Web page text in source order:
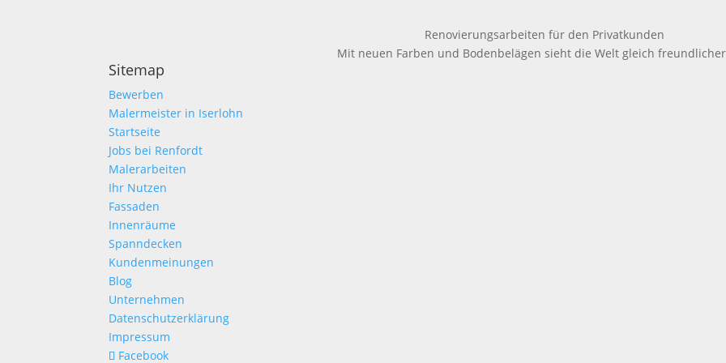
Renovierungsarbeiten für den Privatkunden
Mit neuen Farben und Bodenbelägen sieht die Welt gleich
Sitemap
Bewerben
Malermeister in Iserlohn
Startseite
Jobs bei Renfordt
Malerarbeiten
Ihr Nutzen
Fassaden
Innenräume
Spanndecken
Kundenmeinungen
Blog
Unternehmen
Datenschutzerklärung
Impressum
Facebook